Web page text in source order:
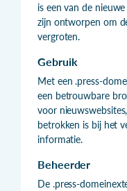
is een van de
zijn ontworpen om
vergroten.
Gebruik
Met een .press-
een betrouwbare
voor
betrokken is bij het
informatie.
Beheerder
De .press-